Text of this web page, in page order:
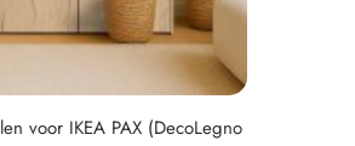
voor IKEA PAX (DecoLegno